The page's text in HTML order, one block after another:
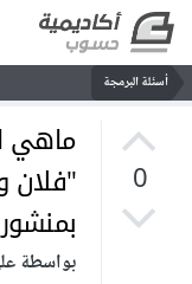
أسئلة البرمجة
0
ماهي
"فلان
بواسطة